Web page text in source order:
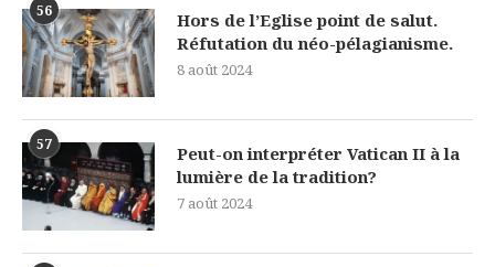
56
Hors de l’Eglise point de salut.
Réfutation du néo-pélagianisme.
8 août 2024
57
Peut-on interpréter Vatican II à la
lumière de la tradition?
7 août 2024